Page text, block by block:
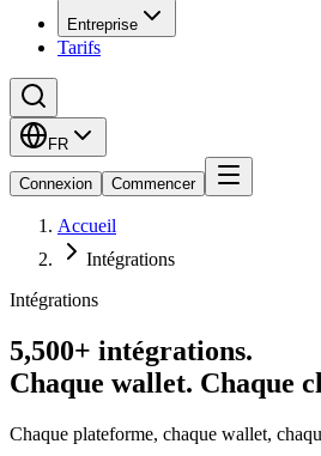
Entreprise
Tarifs
FR
Connexion Commencer
Accueil
Intégrations
Intégrations
5,500+ intégrations.
Chaque wallet. Chaque
Chaque plateforme, chaque wallet,